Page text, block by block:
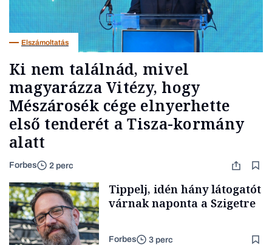
Elszámoltatás
Ki nem találnád, mivel
magyarázza Vitézy, hogy
Mészárosék cége elnyerhette
első tenderét a Tisza-kormány
alatt
Forbes 2 perc
Tippelj, idén hány látogatót
várnak naponta a Szigetre
Forbes 3 perc